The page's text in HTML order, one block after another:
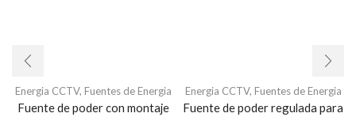
Energia CCTV, Fuentes de Energia
Fuente de poder con montaje
Energia CCTV, Fuentes de Energia
Fuente de poder regulada para